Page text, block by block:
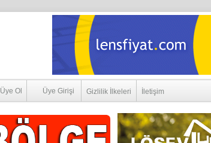
Üye Ol Üye Girişi Gizlilik İlkeleri İletişim